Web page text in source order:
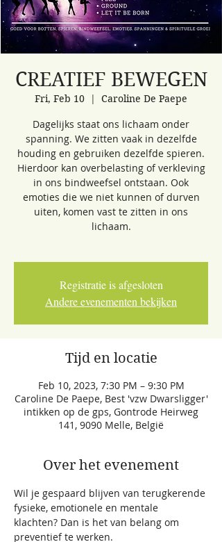
CREATIEF BEWEGEN
Fri, Feb 10
  |
Caroline De Paepe
Dagelijks staat ons lichaam onder
spanning. We zitten vaak in dezelfde
houding en gebruiken dezelfde spieren.
Hierdoor kan overbelasting of verkleving
in ons bindweefsel ontstaan. Ook
emoties die we niet kunnen of durven
uiten, komen vast te zitten in ons
lichaam.
Registratie is afgesloten
Andere evenementen bekijken
Tijd en locatie
Feb 10, 2023, 7:30 PM – 9:30 PM
Caroline De Paepe, Best 'vzw Dwarsligger'
intikken op de gps, Gontrode Heirweg
141, 9090 Melle, België
Over het evenement
Wil je gespaard blijven van terugkerende
fysieke, emotionele en mentale
klachten? Dan is het van belang om
preventief te werken.